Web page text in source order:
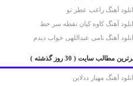
آهنگ راغب عطر تو
آهنگ کاوه کیان نقطه سر خط
آهنگ نامی عبداللهی خواب دیدم
مطالب سایت ( 30 روز گذشته )
آهنگ مهیار ددلاین